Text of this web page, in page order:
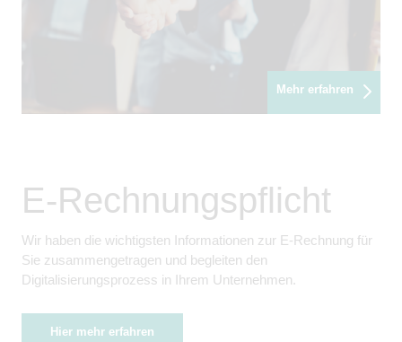
Mehr erfahren
E-Rechnungspflicht
Wir haben die wichtigsten Informationen zur E-Rechnung für
Sie zusammengetragen und begleiten den
Digitalisierungsprozess in Ihrem Unternehmen.
Hier mehr erfahren